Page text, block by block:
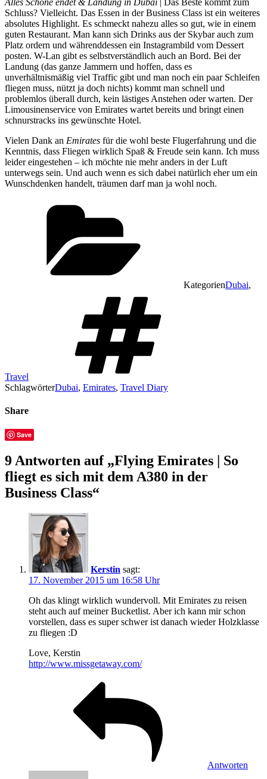
Schluss? Vielleicht. Das Essen in der Business Class ist ein weiteres
absolutes Highlight. Es schmeckt nahezu alles so gut, wie in einem
guten Restaurant. Man kann sich Drinks aus der Skybar auch zum
Platz ordern und währenddessen ein Instagrambild vom Dessert
posten. W-Lan gibt es selbstverständlich auch an Bord. Bei der
Landung (das ganze Jammern und hoffen, dass es
unverhältnismäßig viel Traffic gibt und man noch ein paar Schleifen
fliegen muss, nützt ja doch nichts) kommt man schnell und
problemlos überall durch, kein lästiges Anstehen oder warten. Der
Limousinenservice von Emirates wartet bereits und bringt einen
schnurstracks ins gewünschte Hotel.
Vielen Dank an Emirates für die wohl beste Flugerfahrung und die
Kenntnis, dass Fliegen wirklich Spaß & Freude sein kann. Ich muss
leider eingestehen – ich möchte nie mehr anders in der Luft
unterwegs sein. Und auch wenn es sich dabei natürlich eher um ein
Wunschdenken handelt, träumen darf man ja wohl noch.
KategorienDubai,
Travel
SchlagwörterDubai, Emirates, Travel Diary
Share
Save
9 Antworten auf „Flying Emirates | So
fliegt es sich mit dem A380 in der
Business Class“
Kerstin sagt:
17. November 2015 um 16:58 Uhr
Oh das klingt wirklich wundervoll. Mit Emirates zu reisen
steht auch auf meiner Bucketlist. Aber ich kann mir schon
vorstellen, dass es super schwer ist danach wieder Holzklasse
zu fliegen :D
Love, Kerstin
http://www.missgetaway.com/
Antworten